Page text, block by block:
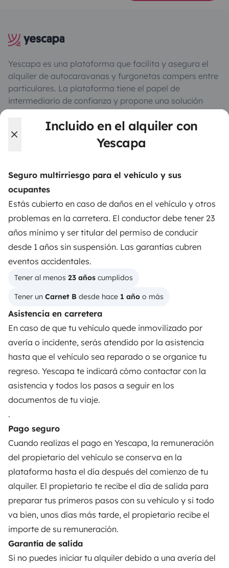
Incluido en el alquiler con
Yescapa
Seguro multirriesgo para el vehículo y sus
ocupantes
Estás cubierto en caso de daños en el vehículo y otros
problemas en la carretera. El conductor debe tener 23
años mínimo y ser titular del permiso de conducir
desde 1 años sin suspensión. Las garantías cubren
eventos accidentales.
Tener al menos 23 años cumplidos
Tener un Carnet B desde hace 1 año o más
Asistencia en carretera
En caso de que tu vehículo quede inmovilizado por
avería o incidente, serás atendido por la asistencia
hasta que el vehículo sea reparado o se organice tu
regreso. Yescapa te indicará cómo contactar con la
asistencia y todos los pasos a seguir en los
documentos de tu viaje.
.
Pago seguro
Cuando realizas el pago en Yescapa, la remuneración
del propietario del vehículo se conserva en la
plataforma hasta el día después del comienzo de tu
alquiler. El propietario te recibe el día de salida para
preparar tus primeros pasos con su vehículo y si todo
va bien, unos días más tarde, el propietario recibe el
importe de su remuneración.
Garantía de salida
Si no puedes iniciar tu alquiler debido a una avería del
Yescapa es una plataforma que facilita y asegura el
alquiler de autocaravanas y furgonetas campers entre
particulares. La plataforma tiene el papel de
intermediario de confianza y propone una solución
llave en mano para unas vacaciones en total libertad y
seguridad.
3.84/5 sobre 1170 opiniones de usuarios en Trusted
Instagram
X Facebook
ALQUILER AUTOCARAVANAS
¿Cómo funciona?
Alquilar una autocaravana
Tus primeros pasos en autocaravana
Las opiniones de nuestros usuarios
Ayuda viajero
PROPIETARIOS
Contrato de alquiler
Seguros de alquiler
Asistencias de alquiler
Ayuda propietario